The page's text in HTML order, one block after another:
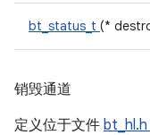
bt_status_t (*
销毁通道
定义位于文件 bt_hl.h